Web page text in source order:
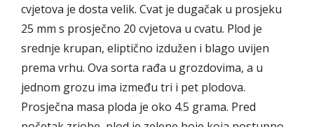
cvjetova je dosta velik. Cvat je dugačak u prosjeku
25 mm s prosječno 20 cvjetova u cvatu. Plod je
srednje krupan, eliptično izdužen i blago uvijen
prema vrhu. Ova sorta rađa u grozdovima, a u
jednom grozu ima između tri i pet plodova.
Prosječna masa ploda je oko 4.5 grama. Pred